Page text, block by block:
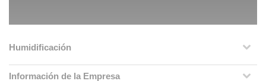
Humidificación
Información de la Empresa